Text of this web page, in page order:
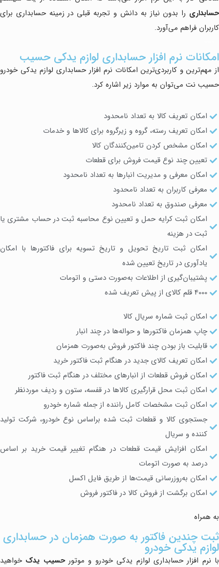
حسابداری را بدون نیاز به دانش و تجربه قبلی در زمینه حسابداری برای
کاربران فراهم می‌آورد.
امکانات نرم افزار حسابداری لوازم یدکی حسیب
از مهم‌ترین و کاربردی‌ترین امکانات نرم افزار حسابداری لوازم یدکی خودرو
حسیب نت می‌توان به موارد زیر اشاره کرد.
امکان تعریف کالا به تعداد نامحدود
امکان تعریف رسته، گروه و زیرگروه برای کالاها و خدمات
امکان مشخص کردن تامین‌کنندگان کالا
تعیین چند نوع قیمت فروش برای قطعات
امکان معرفی و مدیریت انبارها به تعداد نامحدود
معرفی کاربران به تعداد نامحدود
معرفی صندوق به تعداد نامحدود
امکان ثبت کرایه حمل و تعیین نوع محاسبه ثبت در حساب مشتری یا
ثبت در هزینه
امکان ثبت تاریخ تحویل و تاریخ تسویه برای فاکتورها با امکان
یادآوری در تاریخ تعیین شده
پشتیبان‌گیری از اطلاعات به‌صورت دستی و اتومات
4000 قلم کالای از پیش تعریف شده
امکان ثبت شماره سریال کالا
چاپ همزمان فاکتورها و حواله‌ها در چند انبار
قابلیت باز بودن چند فاکتور فروش به‌صورت همزمان
امکان تعریف کالای جدید در هنگام ثبت فاکتور خرید
امکان فروش قطعات از انبارهای مختلف در هنگام ثبت فاکتور
امکان ثبت محل قرارگیری کالاها در قفسه، ستون و ردیف موردنظر
امکان ثبت مشخصات کامل راننده از جمله شماره خودرو
جستجوی کالا و قطعات ثبت شده براساس نوع خودرو، شرکت تولید
کننده و سریال
امکان افزایش قیمت قطعات در هنگام تغییر قیمت خرید بر اساس
درصد به صورت اتومات
امکان به‌روزرسانی قیمت‌ها از طریق فایل اکسل
امکان برگشت از فروش کالا در فاکتور فروش
به همراه
ثبت چندین فاکتور به صورت همزمان در حسابداری
لوازم یدکی خودرو
با نرم افزار حسابداری لوازم یدکی خودرو و موتورحسیب یدک خواهید